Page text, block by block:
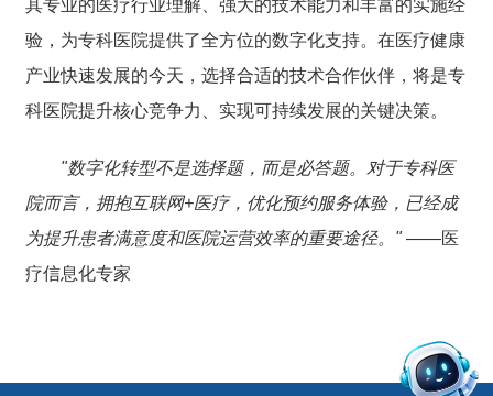
其专业的医疗行业理解、强大的技术能力和丰富的实施经
验，为专科医院提供了全方位的数字化支持。在医疗健康
产业快速发展的今天，选择合适的技术合作伙伴，将是专
科医院提升核心竞争力、实现可持续发展的关键决策。
"数字化转型不是选择题，而是必答题。对于专科医
院而言，拥抱互联网+医疗，优化预约服务体验，已经成
为提升患者满意度和医院运营效率的重要途径。"——医
疗信息化专家